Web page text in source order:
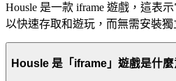
Housle 是一款 iframe 遊戲，這表
以快速存取和遊玩，而無需安裝獨
Housle 是「iframe」遊戲是什麼